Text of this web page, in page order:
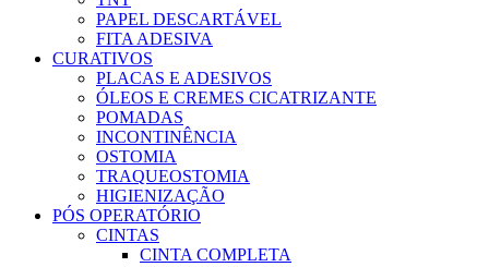
PAPEL DESCARTÁVEL
FITA ADESIVA
CURATIVOS
PLACAS E ADESIVOS
ÓLEOS E CREMES CICATRIZANTE
POMADAS
INCONTINÊNCIA
OSTOMIA
TRAQUEOSTOMIA
HIGIENIZAÇÃO
PÓS OPERATÓRIO
CINTAS
CINTA COMPLETA